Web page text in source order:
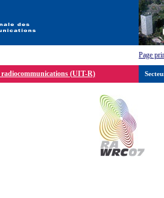
Page
radiocommunications (UIT-R)